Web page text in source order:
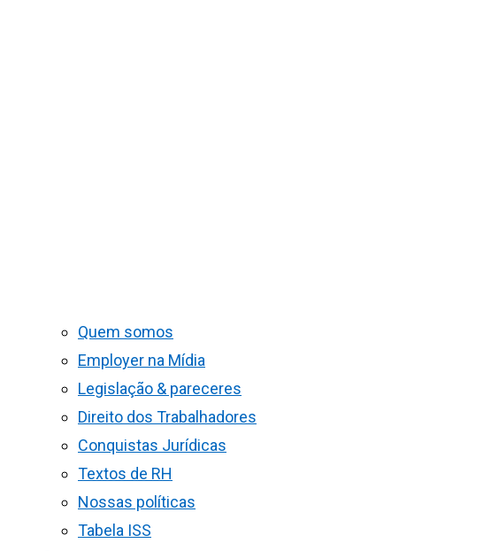
Quem somos
Employer na Mídia
Legislação & pareceres
Direito dos Trabalhadores
Conquistas Jurídicas
Textos de RH
Nossas políticas
Tabela ISS